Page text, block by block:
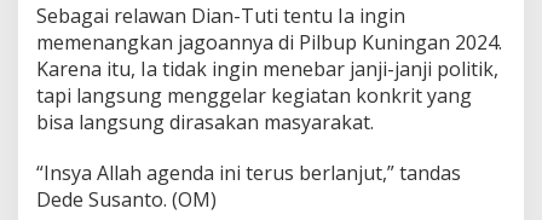
Sebagai relawan Dian-Tuti tentu Ia ingin
memenangkan jagoannya di Pilbup Kuningan 2024.
Karena itu, Ia tidak ingin menebar janji-janji politik,
tapi langsung menggelar kegiatan konkrit yang
bisa langsung dirasakan masyarakat.
“Insya Allah agenda ini terus berlanjut,” tandas
Dede Susanto. (OM)